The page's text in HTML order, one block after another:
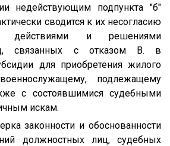
недействующим подпункта "б"
сводится к их несогласию
действиями и решениями
связанных с отказом В. в
для приобретения жилого
подлежащему
с состоявшимися судебными
искам.
законности и обоснованности
должностных лиц, судебных